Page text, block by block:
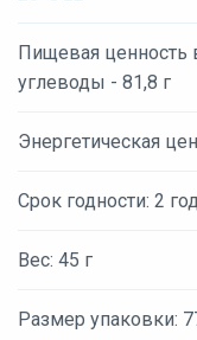
Пищевая ценность
углеводы - 81,8 г
Энергетическая
Срок годности: 2
Вес: 45 г
Размер упаковки: